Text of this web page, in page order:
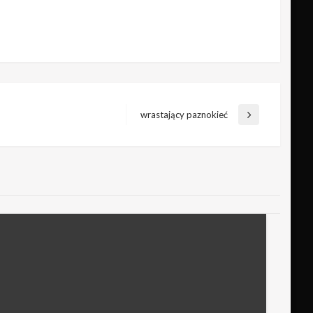
Następny
wrastający paznokieć